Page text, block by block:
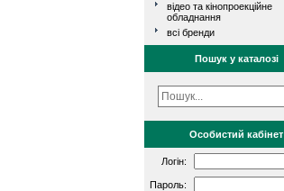
відео та кінопроекційне
обладнання
всі бренди
Пошук у каталозі
Особистий кабінет
Логін:
Пароль: